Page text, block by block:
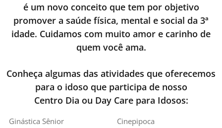
é um novo conceito que tem por objetivo
promover a saúde física, mental e social da 3ª
idade. Cuidamos com muito amor e carinho de
quem você ama.
Conheça algumas das atividades que oferecemos
para o idoso que participa de nosso
Centro Dia ou Day Care para Idosos:
Ginástica Sênior
Cinepipoca